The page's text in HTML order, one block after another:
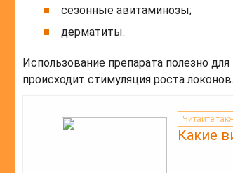
сезонные авитаминозы;
дерматиты.
Использование препарата полезно
происходит стимуляция роста локонов.
Читайте
Какие